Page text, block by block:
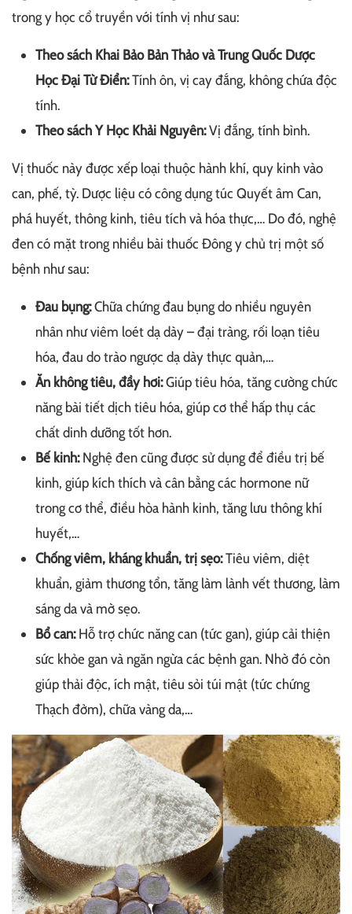
trong y học cổ truyền với tính vị như sau:
Theo sách Khai Bảo Bản Thảo và Trung Quốc Dược
Học Đại Từ Điển:Tính ôn, vị cay đắng, không chứa độc
tính.
Theo sách Y Học Khải Nguyên:Vị đắng, tính bình.
Vị thuốc này được xếp loại thuộc hành khí, quy kinh vào
can, phế, tỳ. Dược liệu có công dụng túc Quyết âm Can,
phá huyết, thông kinh, tiêu tích và hóa thực,… Do đó, nghệ
đen có mặt trong nhiều bài thuốc Đông y chủ trị một số
bệnh như sau:
Đau bụng:Chữa chứng đau bụng do nhiều nguyên
nhân như viêm loét dạ dày – đại tràng, rối loạn tiêu
hóa, đau do trào ngược dạ dày thực quản,…
Ăn không tiêu, đầy hơi:Giúp tiêu hóa, tăng cường chức
năng bài tiết dịch tiêu hóa, giúp cơ thể hấp thụ các
chất dinh dưỡng tốt hơn.
Bế kinh:Nghệ đen cũng được sử dụng để điều trị bế
kinh, giúp kích thích và cân bằng các hormone nữ
trong cơ thể, điều hòa hành kinh, tăng lưu thông khí
huyết,…
Chống viêm, kháng khuẩn, trị sẹo:Tiêu viêm, diệt
khuẩn, giảm thương tổn, tăng làm lành vết thương, làm
sáng da và mờ sẹo.
Bổ can:Hỗ trợ chức năng can (tức gan), giúp cải thiện
sức khỏe gan và ngăn ngừa các bệnh gan. Nhờ đó còn
giúp thải độc, ích mật, tiêu sỏi túi mật (tức chứng
Thạch đởm), chữa vàng da,…